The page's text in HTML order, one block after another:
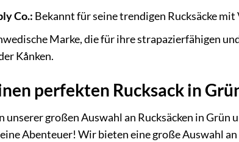
Co.: Bekannt für seine trendigen Rucksäcke
Marke, die für ihre strapazierfähigen
Kånken.
perfekten Rucksack in
unserer großen Auswahl an Rucksäcken in Grün
Abenteuer! Wir bieten eine große Auswahl